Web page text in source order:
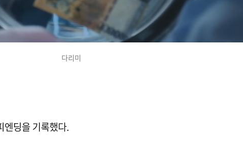
다리미
엔딩을 기록했다.